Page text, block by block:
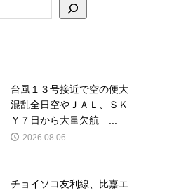
台風１３号接近で空の便大
混乱全日空やＪＡＬ、ＳＫ
Ｙ７日から大量欠航 ...
2026.08.06
チョイソコ友利線、比嘉エ